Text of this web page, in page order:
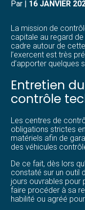
Structurer votre
Être prêt pour la
Par | 16 JANVIER
La mission de
capitale au regard
cadre autour de
l’exercent est très
d’apporter quelques
Entretien
contrôle
Les centres de
obligations strictes
matériels afin de
des véhicules
De ce fait, dès lors
constaté sur un outil
jours ouvrables pour
faire procéder à sa
habilité ou agréé